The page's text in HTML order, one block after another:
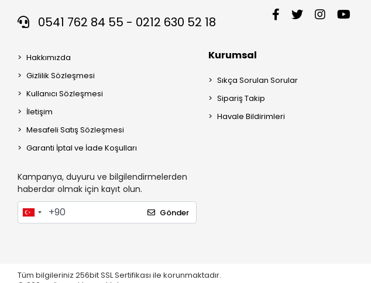
0541 762 84 55 - 0212 630 52 18
Hakkımızda
Gizlilik Sözleşmesi
Kullanıcı Sözleşmesi
İletişim
Mesafeli Satış Sözleşmesi
Garanti İptal ve İade Koşulları
Kampanya, duyuru ve bilgilendirmelerden
haberdar olmak için kayıt olun.
Gönder
Kurumsal
Sıkça Sorulan Sorular
Sipariş Takip
Havale Bildirimleri
Tüm bilgileriniz 256bit SSL Sertifikası ile korunmaktadır.